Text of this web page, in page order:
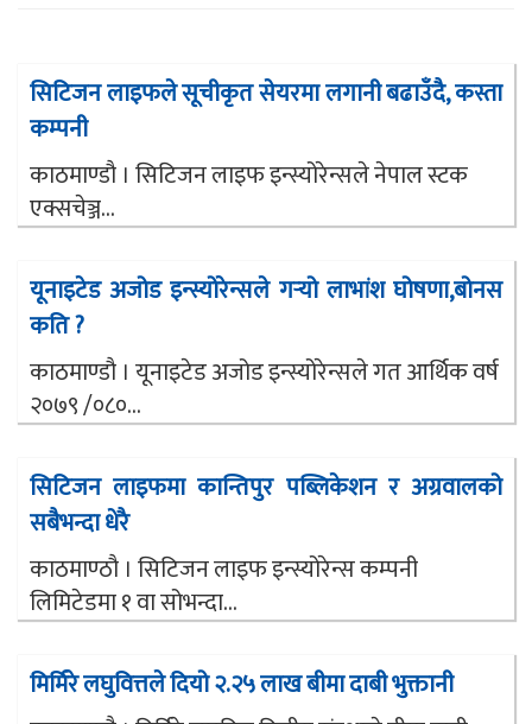
सिटिजन लाइफले सूचीकृत सेयरमा लगानी बढाउँदै, कस्ता
कम्पनी
काठमाण्डौ । सिटिजन लाइफ इन्स्योरेन्सले नेपाल स्टक
एक्सचेञ्ज...
यूनाइटेड अजोड इन्स्योरेन्सले गर्‍यो लाभांश घोषणा,बोनस
कति ?
काठमाण्डौ । यूनाइटेड अजोड इन्स्योरेन्सले गत आर्थिक वर्ष
२०७९ /०८०...
सिटिजन लाइफमा कान्तिपुर पब्लिकेशन र अग्रवालको
सबैभन्दा धेरै
काठमाण्ठौ । सिटिजन लाइफ इन्स्योरेन्स कम्पनी
लिमिटेडमा १ वा सोभन्दा...
मिर्मिरे लघुवित्तले दियो २.२५ लाख बीमा दाबी भुक्तानी